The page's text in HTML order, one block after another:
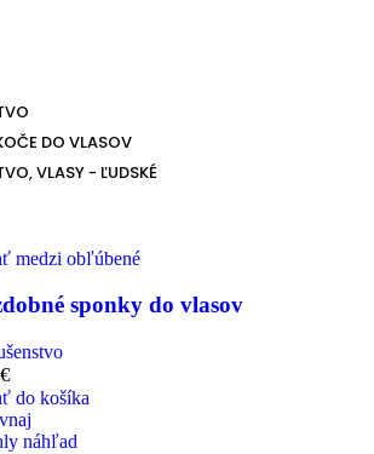
DO VLASOV
VLASY - ĽUDSKÉ
medzi obľúbené
sponky do vlasov
€
do košíka
náhľad